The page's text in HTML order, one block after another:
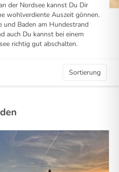
der Nordsee kannst Du Dir
wohlverdiente Auszeit gönnen.
und Baden am Hundestrand
auch Du kannst bei einem
richtig gut abschalten.
Sortierung